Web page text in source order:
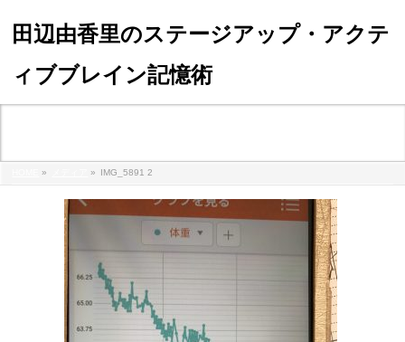
田辺由香里のステージアップ・アクテ
ィブブレイン記憶術
» » IMG_5891 2